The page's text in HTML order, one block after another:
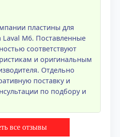
пластины для
M6. Поставленные
соответствуют
и оригинальным
Отдельно
поставку и
по подбору и
все отзывы